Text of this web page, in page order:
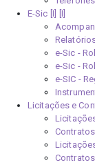
E-Sic [I]
e-Sic -
e-Sic -
e-SIC -
Licitações e
Contratos